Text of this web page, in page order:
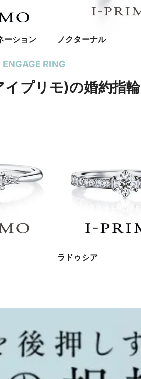
ーション ノクターナル
ENGAGE RING
イプリモ)の婚約指輪
ラドゥシア